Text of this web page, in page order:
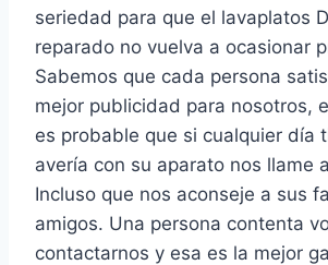
seriedad para que el lavaplatos
reparado no vuelva a ocasionar
Sabemos que cada persona
mejor publicidad para nosotros,
es probable que si cualquier día
avería con su aparato nos llame
Incluso que nos aconseje a sus
amigos. Una persona contenta
contactarnos y esa es la mejor